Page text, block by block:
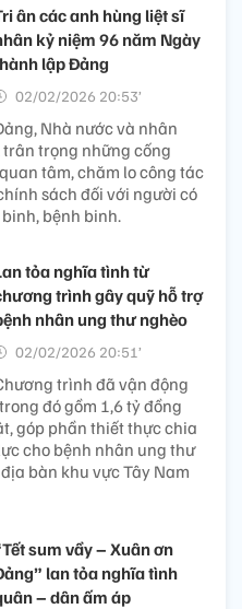
ân các anh hùng liệt sĩ
kỷ niệm 96 năm Ngày
lập Đảng
02/02/2026 20:53’
Nhà nước và nhân
trọng những cống
tâm, chăm lo công tác
sách đối với người có
bệnh binh.
tỏa nghĩa tình từ
trình gây quỹ hỗ trợ
nhân ung thư nghèo
02/02/2026 20:51’
trình đã vận động
đó gồm 1,6 tỷ đồng
góp phần thiết thực chia
cho bệnh nhân ung thư
bàn khu vực Tây Nam
sum vầy – Xuân ơn
lan tỏa nghĩa tình
– dân ấm áp